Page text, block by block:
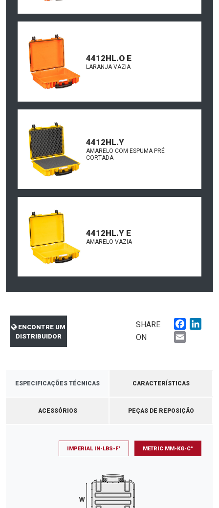
4412HL.O E
LARANJA VAZIA
4412HL.Y
AMARELO COM ESPUMA PRÉ
CORTADA
4412HL.Y E
AMARELO VAZIA
ENCONTRE UM
DISTRIBUIDOR
SHARE
ON
ESPECIFICAÇÕES TÉCNICAS CARACTERÍSTICAS
ACESSÓRIOS PEÇAS DE REPOSIÇÃO
IMPERIAL IN-LBS-F° METRIC MM-KG-C°